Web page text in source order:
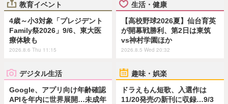
教育イベント
4歳～小3対象「プレジデント
Family祭2026」9/6、東大医
療体験も
2026.8.6 Thu 11:15
生活・健康
【高校野球2026夏】仙台育英
が開幕戦勝利、第2日は東筑
vs神村学園ほか
2026.8.5 Wed 20:32
デジタル生活
Google、アプリ向け年齢確認
APIを年内に世界展開…未成年
趣味・娯楽
ドラえもん短歌、入選作は
11/20発売の新刊に収録…9/3